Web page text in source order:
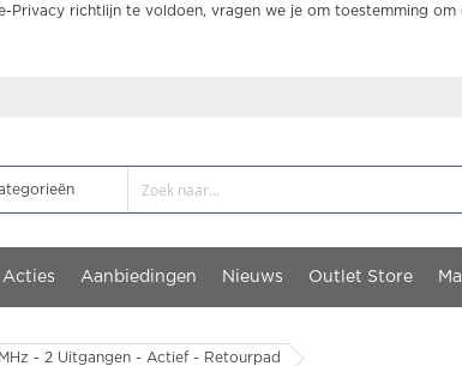
Privacy richtlijn te voldoen, vragen we je om toestemming om
Acties Aanbiedingen Nieuws Outlet Store
- 2 Uitgangen - Actief - Retourpad